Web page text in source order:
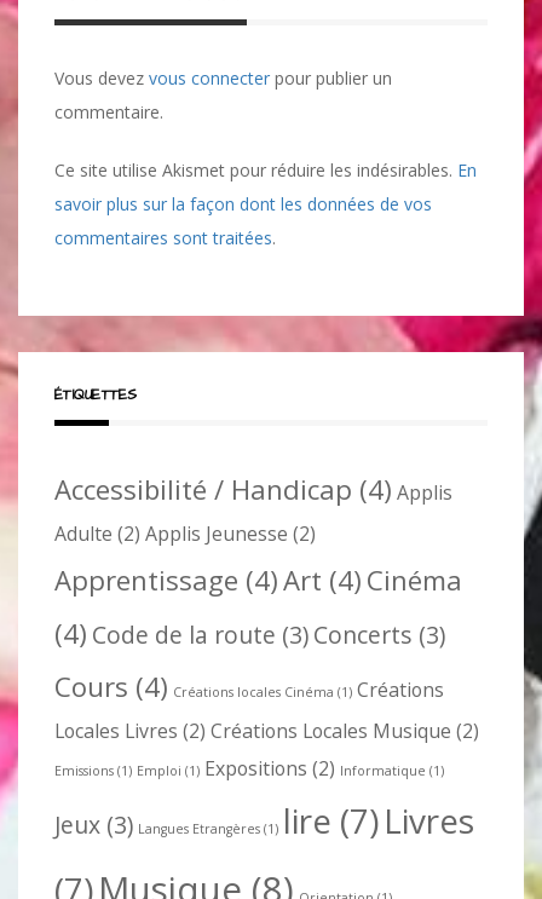
Vous devez vous connecter pour publier un
commentaire.
Ce site utilise Akismet pour réduire les indésirables. En
savoir plus sur la façon dont les données de vos
commentaires sont traitées.
ÉTIQUETTES
Accessibilité / Handicap (4) Applis
Adulte (2) Applis Jeunesse (2)
Apprentissage (4)Art (4) Cinéma
(4) Code de la route (3)Concerts (3)
Cours (4) Créations locales Cinéma (1) Créations
Locales Livres (2) Créations Locales Musique (2)
Emissions (1) Emploi (1) Expositions (2) Informatique (1)
Jeux (3) Langues Etrangères (1) lire (7)Livres
(7)Musique (8)